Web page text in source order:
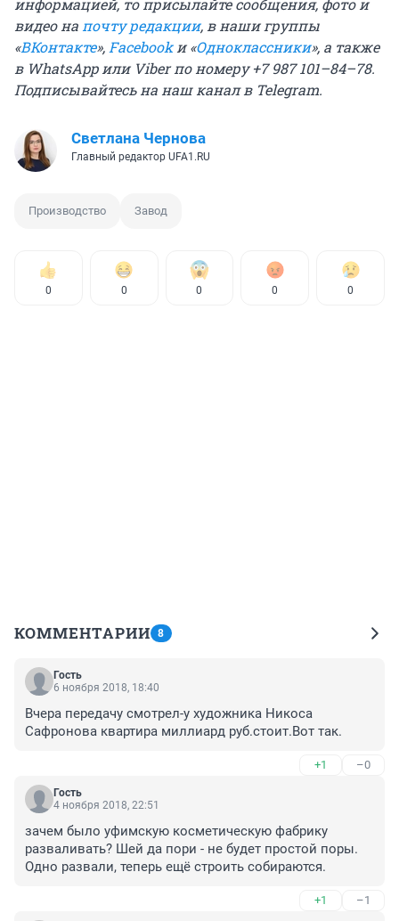
информацией, то присылайте сообщения, фото и
видео напочту редакции, в наши группы
«ВКонтакте»,Facebookи «Одноклассники», а также
в WhatsApp или Viber по номеру +7 987 101–84–78.
Подписывайтесь на наш канал в Telegram.
Светлана Чернова
Главный редактор UFA1.RU
Производство Завод
0 0 0 0 0
КОММЕНТАРИИ 8
Гость
6 ноября 2018, 18:40
Вчера передачу смотрел-у художника Никоса
Сафронова квартира миллиард руб.стоит.Вот так.
+1 –0
Гость
4 ноября 2018, 22:51
зачем было уфимскую косметическую фабрику
разваливать? Шей да пори - не будет простой поры.
Одно развали, теперь ещё строить собираются.
+1 –1